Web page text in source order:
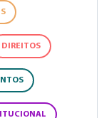
DIREITOS